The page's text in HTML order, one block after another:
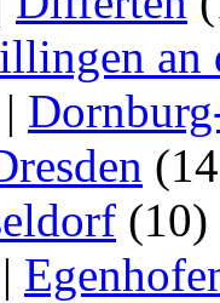
an
|
(10)
|